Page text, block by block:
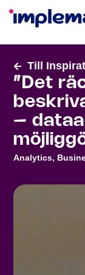
Till
”Det
–
Analytics,